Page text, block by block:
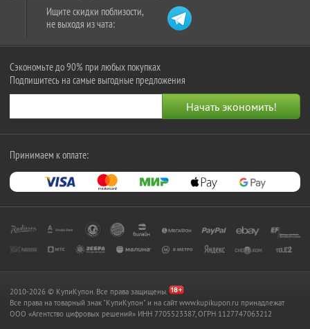
Ищите скидки поблизости,
не выходя из чата:
Сэкономьте до 90% при любых покупках
Подпишитесь на самые выгодные предложения
Принимаем к оплате:
2010-2026 © КупиКупон. Все права защищены.
Все права на товарный знак "КупиКупон" и на сайт www.kupikupon.ru принадлежат
OOO «Агентство цифровых решений» ИНН 7705523387, ОГРН 1127747063212